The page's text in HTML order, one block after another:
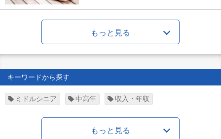
もっと見る
キーワードから探す
ミドルシニア 中高年 収入・年収
もっと見る